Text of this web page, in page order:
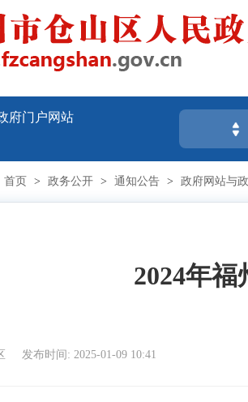
府门户网站
首页 > 政务公开 > 通知公告 > 政府网站与
2024年
发布时间: 2025-01-09 10:41